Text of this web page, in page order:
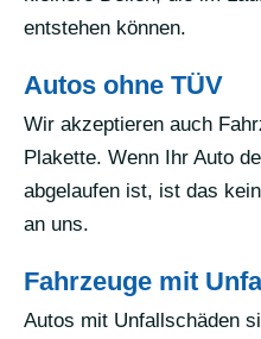
entstehen können.
Autos ohne TÜV
Wir akzeptieren auch
Plakette. Wenn Ihr Auto
abgelaufen ist, ist das
an uns.
Fahrzeuge mit
Autos mit Unfallschäden